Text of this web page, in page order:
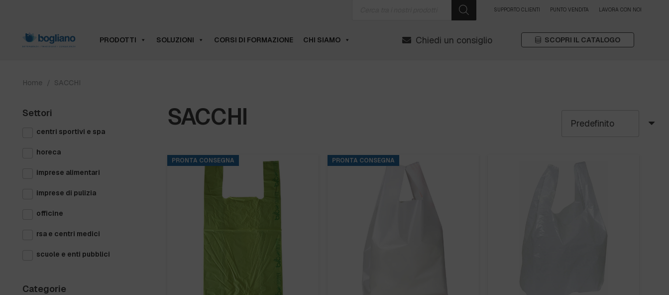
SUPPORTO CLIENTI PUNTO VENDITA LAVORA CON NOI
PRODOTTI SOLUZIONI CORSI DI FORMAZIONE CHI SIAMO Chiedi un consiglio SCOPRI IL CATALOGO
Home / SACCHI
Settori
centri sportivi e spa
horeca
imprese alimentari
imprese di pulizia
officine
rsa e centri medici
scuole e enti pubblici
Categorie
SACCHI
PRONTA CONSEGNA PRONTA CONSEGNA